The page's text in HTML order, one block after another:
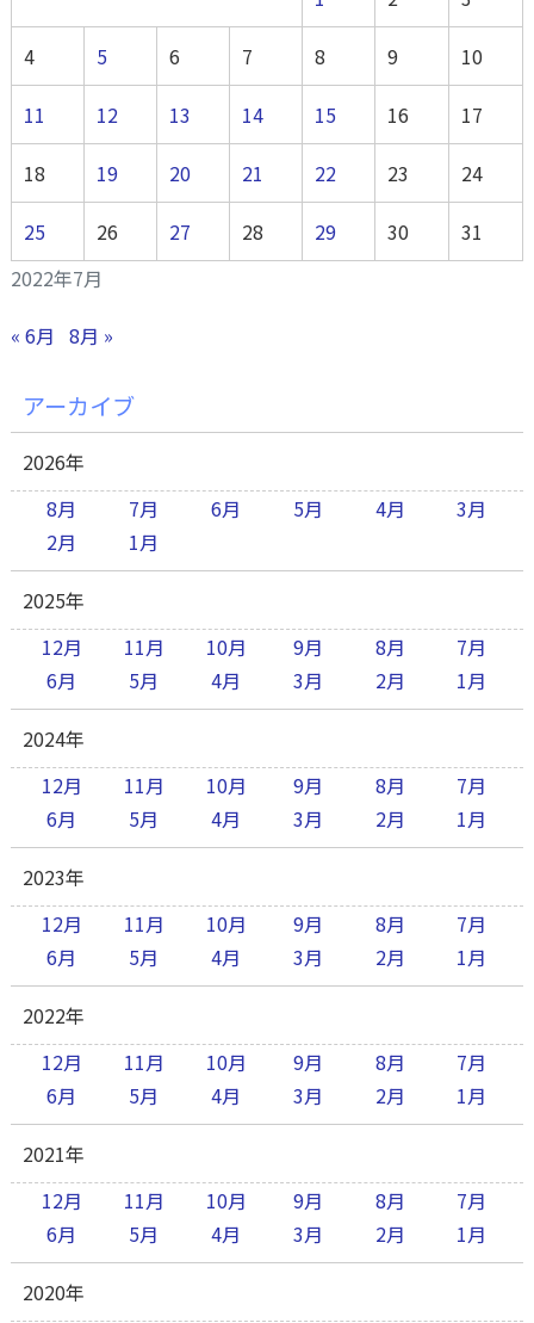
2022年7月
4 5 6 7 8 9 10
11 12 13 14 15 16 17
18 19 20 21 22 23 24
25 26 27 28 29 30 31
« 6月 8月 »
アーカイブ
2026年
8月
7月 6月 5月 4月
3月
2月
1月
2025年
12月
11月 10月 9月 8月
7月
6月
5月 4月 3月 2月 1月
2024年
12月
11月 10月 9月 8月
7月
6月
5月 4月 3月 2月 1月
2023年
12月
11月 10月 9月 8月
7月
6月
5月 4月 3月 2月 1月
2022年
12月
11月 10月 9月 8月
7月
6月
5月 4月 3月 2月 1月
2021年
12月
11月 10月 9月 8月
7月
6月
5月 4月 3月 2月 1月
2020年